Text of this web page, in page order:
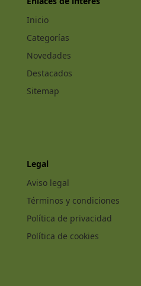
Inicio
Categorías
Novedades
Destacados
Sitemap
Legal
Aviso legal
Términos y condiciones
Política de privacidad
Política de cookies